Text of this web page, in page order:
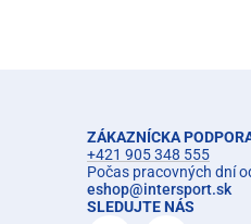
ZÁKAZNÍCKA
+421 905 348 555
Počas pracovných dní
eshop@intersport.sk
SLEDUJTE NÁS